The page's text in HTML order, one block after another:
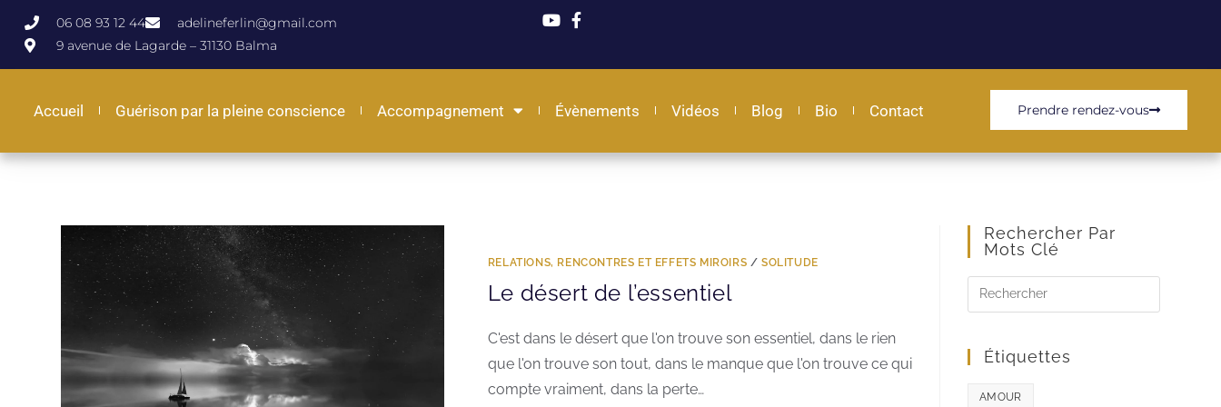
06 08 93 12 44
adelineferlin@gmail.com
9 avenue de Lagarde – 31130 Balma
Accueil Guérison par la pleine conscience Accompagnement Évènements Vidéos Blog Bio Contact Prendre rendez-vous
RELATIONS, RENCONTRES ET EFFETS MIROIRS / SOLITUDE
Le désert de l’essentiel
C'est dans le désert que l'on trouve son essentiel, dans le rien
que l'on trouve son tout, dans le manque que l'on trouve ce qui
compte vraiment, dans la perte…
Rechercher Par
Mots Clé
Étiquettes
AMOUR